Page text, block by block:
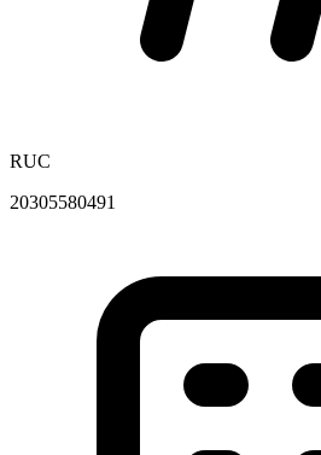
RUC
20305580491